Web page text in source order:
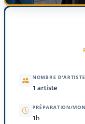
NOMBRE
1 artiste
PRÉPARATION/
1h